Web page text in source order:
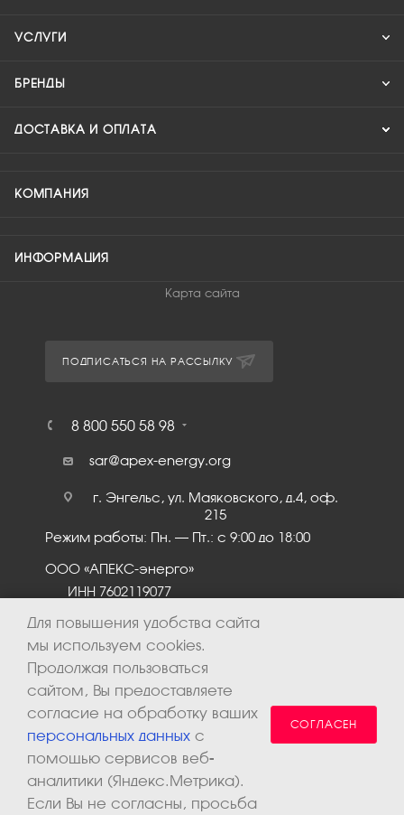
УСЛУГИ
БРЕНДЫ
ДОСТАВКА И ОПЛАТА
КОМПАНИЯ
ИНФОРМАЦИЯ
Карта сайта
ПОДПИСАТЬСЯ НА РАССЫЛКУ
8 800 550 58 98
sar@apex-energy.org
г. Энгельс, ул. Маяковского, д.4, оф.
215
Режим работы: Пн. – Пт.: с 9:00 до 18:00
ООО «АПЕКС-энерго»
ИНН 7602119077
2026 © ООО «Апекс-энерго». Все права защищены.
Для повышения удобства сайта
мы используем cookies.
Продолжая пользоваться
сайтом, Вы предоставляете
согласие на обработку ваших
персональных данных с
помощью сервисов веб-
аналитики (Яндекс.Метрика).
Если Вы не согласны, просьба
СОГЛАСЕН